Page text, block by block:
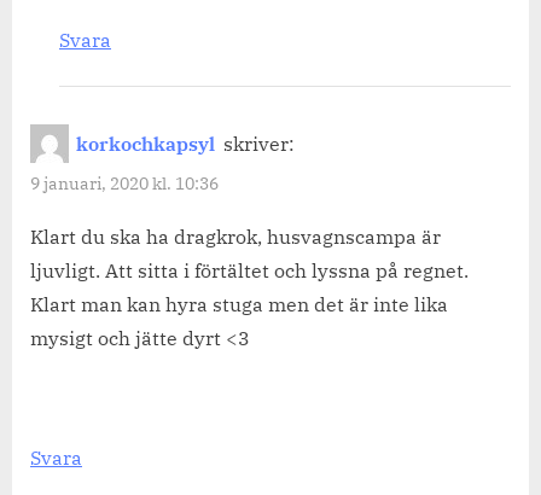
Svara
korkochkapsyl skriver:
9 januari, 2020 kl. 10:36
Klart du ska ha dragkrok, husvagnscampa är
ljuvligt. Att sitta i förtältet och lyssna på regnet.
Klart man kan hyra stuga men det är inte lika
mysigt och jätte dyrt <3
Svara